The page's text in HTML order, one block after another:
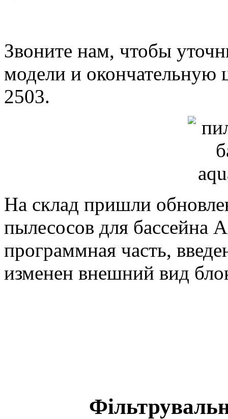
Звоните нам, чтобы
модели и окончательную
2503.
На склад пришли
пылесосов для бассейна
программная часть,
изменен внешний вид